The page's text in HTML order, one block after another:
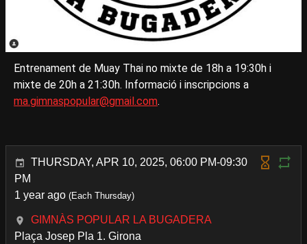
Entrenament de Muay Thai no mixte de 18h a 19:30h i
mixte de 20h a 21:30h. Informació i inscripcions a
ma.gimnaspopular@gmail.com.
THURSDAY, APR 10, 2025, 06:00 PM-09:30
PM
1 year ago (Each Thursday)
GIMNÀS POPULAR LA BUGADERA
Plaça Josep Pla 1. Girona